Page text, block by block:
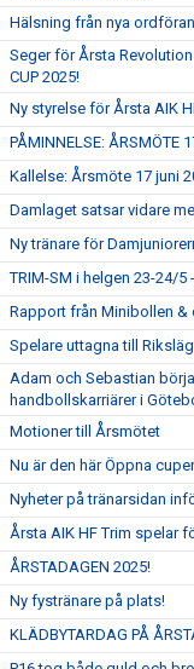
Hälsning från nya
Seger för Årsta
CUP 2025!
Ny styrelse för Årsta AIK
PÅMINNELSE: ÅRSMÖTE
Kallelse: Årsmöte 17 juni
Damlaget satsar vidare
Ny tränare för
TRIM-SM i helgen 23-24/
Rapport från Minibollen
Spelare uttagna till
Adam och Sebastian
handbollskarriärer i
Motioner till Årsmötet
Nu är den här Öppna
Nyheter på tränarsidan
Årsta AIK HF Trim spelar
ÅRSTADAGEN 2025!
Ny fystränare på plats!
KLÄDBYTARDAG PÅ